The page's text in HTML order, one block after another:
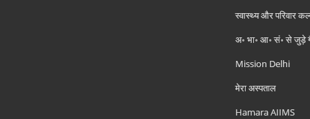
स्वास्थ्य और परिवार
अ॰ भा॰ आ॰ सं॰ से जुड़े
Mission Delhi
मेरा अस्पताल
Hamara AIIMS